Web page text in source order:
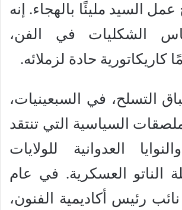
عمل السيد مليئًا بالهجاء. إنه
الشكليات في الفن،
حادة لزملائه.
التسلح، في السبعينيات،
السياسية التي تنتقد
والنوايا العدوانية للولايات
الناتو العسكرية. في عام
نائب رئيس أكاديمية الفنون،